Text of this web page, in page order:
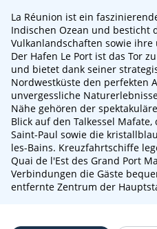
La Réunion ist ein
Indischen Ozean und besticht
Vulkanlandschaften sowie
Der Hafen Le Port ist das Tor
und bietet dank seiner
Nordwestküste den perfekten
unvergessliche
Nähe gehören der
Blick auf den Talkessel
Saint-Paul sowie die
les-Bains. Kreuzfahrtschiffe
Quai de l'Est des Grand Port
Verbindungen die Gäste
entfernte Zentrum der